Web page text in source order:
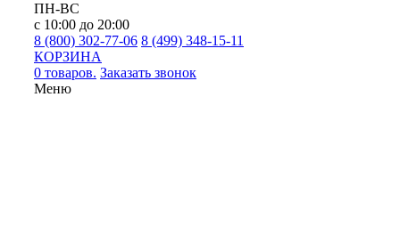
ПН-ВС
с 10:00 до 20:00
8 (800) 302-77-06 8 (499) 348-15-11
КОРЗИНА
0 товаров. Заказать звонок
Меню